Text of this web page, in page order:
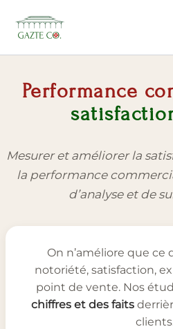
contenu
Performance
Mesurer et améliorer la
la performance
d’analyse et de
On n’améliore que ce
notoriété, satisfaction,
point de vente. Nos
chiffres et des faits